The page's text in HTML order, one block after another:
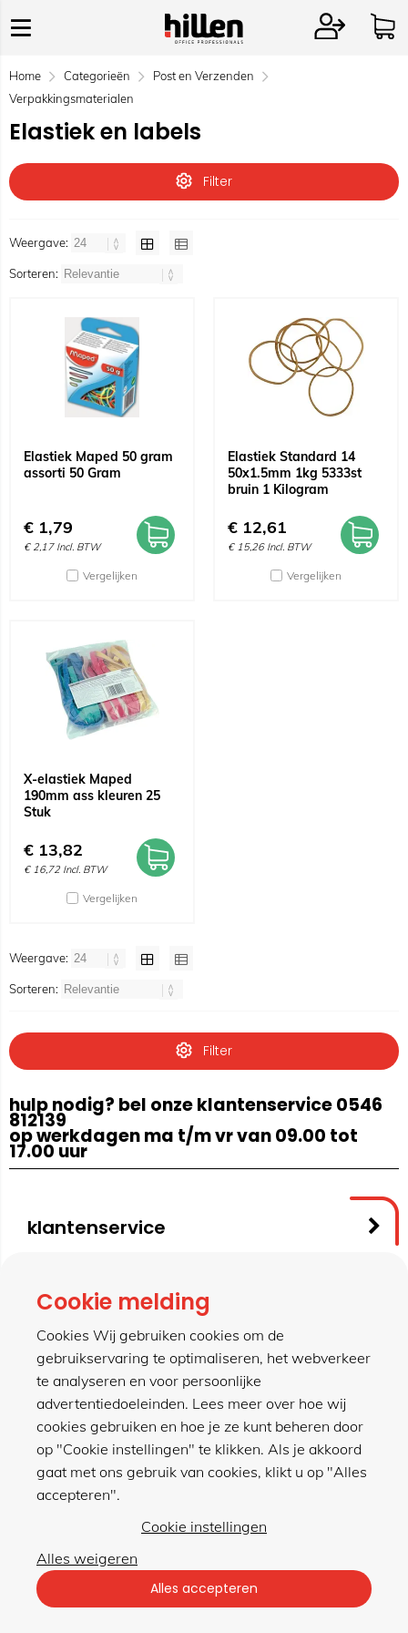
Home Categorieën
Post en Verzenden
Verpakkingsmaterialen
Elastiek en labels
Filter
Weergave:
Sorteren:
Elastiek Maped 50 gram
assorti 50 Gram
€ 1,79
€ 2,17 Incl. BTW
Vergelijken
Elastiek Standard 14
50x1.5mm 1kg 5333st
bruin 1 Kilogram
€ 12,61
€ 15,26 Incl. BTW
Vergelijken
X-elastiek Maped
190mm ass kleuren 25
Stuk
€ 13,82
€ 16,72 Incl. BTW
Vergelijken
Weergave:
Sorteren:
Filter
hulp nodig? bel onze klantenservice 0546
812139
op werkdagen ma t/m vr van 09.00 tot
17.00 uur
klantenservice
contact
meer van hillen
winkel
Algemene voorwaarden
Cookie melding
Cookies Wij gebruiken cookies om de
gebruikservaring te optimaliseren, het webverkeer
te analyseren en voor persoonlijke
advertentiedoeleinden. Lees meer over hoe wij
cookies gebruiken en hoe je ze kunt beheren door
op "Cookie instellingen" te klikken. Als je akkoord
gaat met ons gebruik van cookies, klikt u op "Alles
accepteren".
Cookie instellingen
Alles weigeren
Alles accepteren